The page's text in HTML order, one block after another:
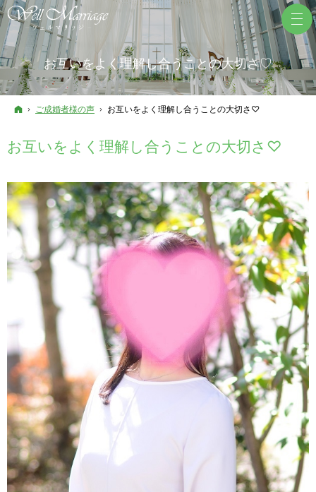
お互いをよく理解し合うことの大切さ♡
ホーム
ご成婚者様の声 お互いをよく理解し合うことの大切さ♡
お互いをよく理解し合うことの大切さ♡